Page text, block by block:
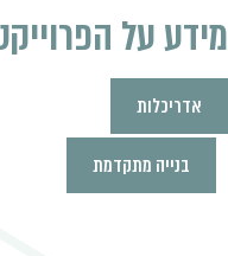
על הפרוייקט
אדריכלות
בנייה מתקדמת